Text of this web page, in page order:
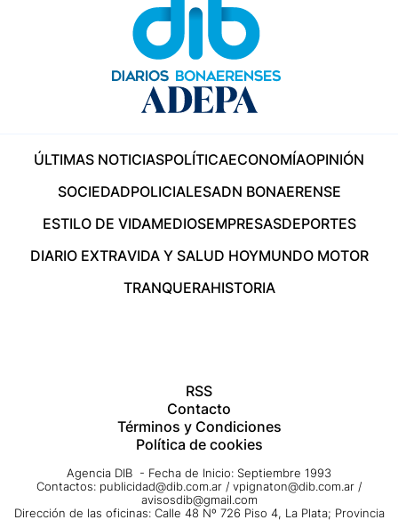
ÚLTIMAS NOTICIASPOLÍTICAECONOMÍAOPINIÓN
SOCIEDADPOLICIALESADN BONAERENSE
ESTILO DE VIDAMEDIOSEMPRESASDEPORTES
DIARIO EXTRAVIDA Y SALUD HOYMUNDO MOTOR
TRANQUERAHISTORIA
RSS
Contacto
Términos y Condiciones
Política de cookies
Agencia DIB - Fecha de Inicio: Septiembre 1993
Contactos: publicidad@dib.com.ar / vpignaton@dib.com.ar /
avisosdib@gmail.com
Dirección de las oficinas: Calle 48 Nº 726 Piso 4, La Plata; Provincia